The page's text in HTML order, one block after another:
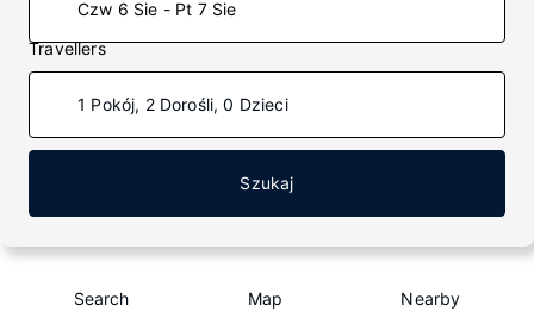
Czw 6 Sie - Pt 7 Sie
Travellers
1 Pokój, 2 Dorośli, 0 Dzieci
Szukaj
Search Map Nearby